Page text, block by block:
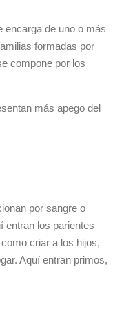
encarga de uno o más
formadas por
compone por los
más apego del
por sangre o
entran los parientes
criar a los hijos,
Aquí entran primos,